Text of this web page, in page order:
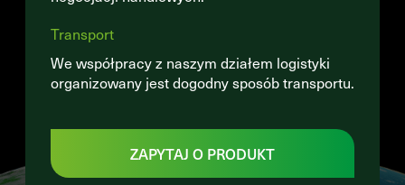
Transport
We współpracy z naszym działem logistyki
organizowany jest dogodny sposób transportu.
ZAPYTAJ O PRODUKT